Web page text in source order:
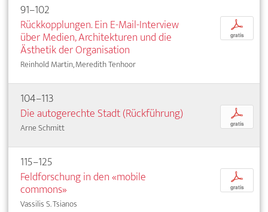
91–102
Rückkopplungen. Ein E-Mail-Interview
über Medien, Architekturen und die
Ästhetik der Organisation
Reinhold Martin, Meredith Tenhoor
p
gratis
104–113
Die autogerechte Stadt (Rückführung)
Arne Schmitt
p
gratis
115–125
Feldforschung in den «mobile
commons»
Vassilis S. Tsianos
p
gratis